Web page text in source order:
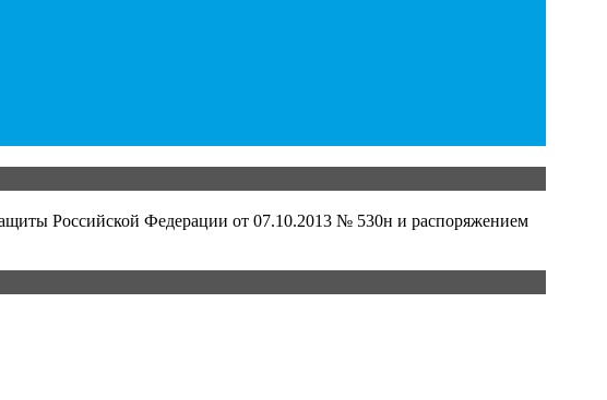
Российской Федерации от 07.10.2013 № 530н и распоряжением